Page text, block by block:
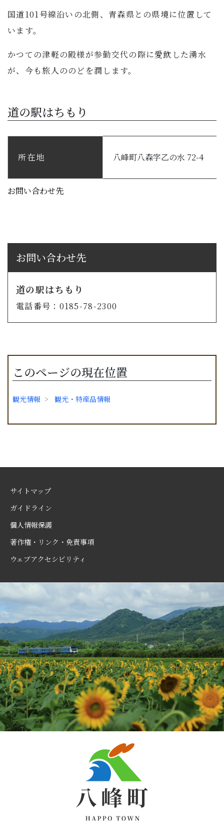
国道101号線沿いの北側、青森県との県境に位置して
います。
かつての津軽の殿様が参勤交代の際に愛飲した湧水
が、今も旅人ののどを潤します。
道の駅はちもり
お問い合わせ先
所在地 八峰町八森字乙の水 72-4
お問い合わせ先
道の駅はちもり
電話番号：0185-78-2300
このページの現在位置
観光情報 観光・特産品情報
サイトマップ
ガイドライン
個人情報保護
著作権・リンク・免責事項
ウェブアクセシビリティ